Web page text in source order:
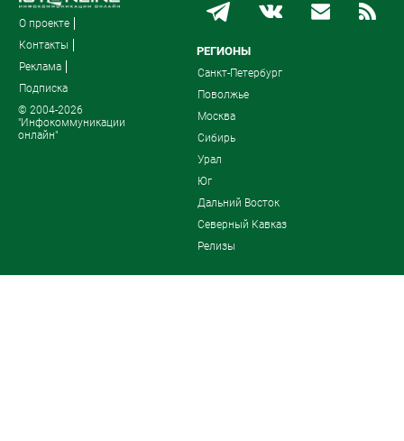
О проекте
Контакты
Реклама
Подписка
© 2004-2026
"Инфокоммуникации
онлайн"
РЕГИОНЫ
Санкт-Петербург
Поволжье
Москва
Сибирь
Урал
Юг
Дальний Восток
Северный Кавказ
Релизы